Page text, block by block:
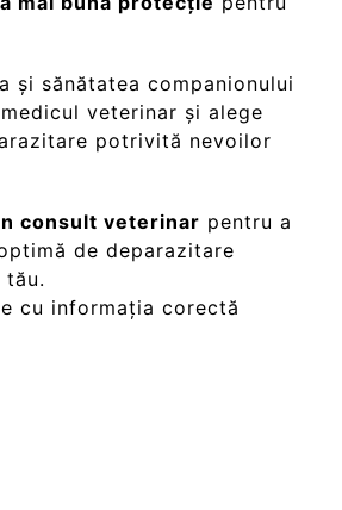
și sănătatea companionului
veterinar și alege
potrivită nevoilor
consult veterinar pentru a
de deparazitare
tău.
cu informația corectă